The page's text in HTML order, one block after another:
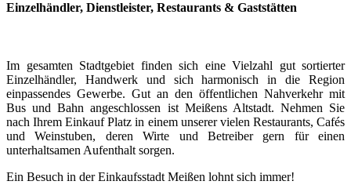
Einzelhändler, Dienstleister, Restaurants & Gaststätten
Im gesamten Stadtgebiet finden sich eine Vielzahl gut sortierter
Einzelhändler, Handwerk und sich harmonisch in die Region
einpassendes Gewerbe. Gut an den öffentlichen Nahverkehr mit
Bus und Bahn angeschlossen ist Meißens Altstadt. Nehmen Sie
nach Ihrem Einkauf Platz in einem unserer vielen Restaurants, Cafés
und Weinstuben, deren Wirte und Betreiber gern für einen
unterhaltsamen Aufenthalt sorgen.
Ein Besuch in der Einkaufsstadt Meißen lohnt sich immer!